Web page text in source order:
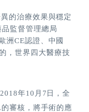
的治療效果與穩定
監督管理總局
洲CE認證、中國
，世界四大醫療技
年10月7日，全
審核，將手術的應